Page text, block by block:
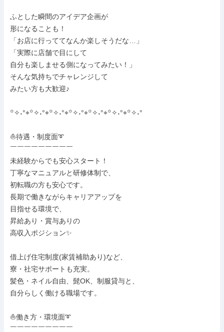
ふとした瞬間のアイデア企画が
形になることも！
「お店に行っててなんか楽しそうだな…」
「実際に店舗で目にして
自分も楽しませる側になってみたい！」
そんな気持ちでチャレンジして
みたい方も大歓迎♪
꙳✧˖°⌖꙳✧˖°⌖꙳✧˖°⌖꙳✧˖°⌖꙳✧˖°⌖꙳✧˖°⌖꙳✧˖°
⛵待遇・制度面➰
￣￣￣￣￣￣￣￣￣
未経験からでも安心スタート！
丁寧なマニュアルと研修体制で、
初転職の方も安心です。
長期で働きながらキャリアアップを
目指せる環境で、
昇給あり・賞与ありの
高収入ポジション✨
借上げ住宅制度(家賃補助あり)など、
寮・社宅サポートも充実。
髪色・ネイル自由、髭OK、制服貸与と、
自分らしく働ける職場です。
⛵働き方・環境面➰
￣￣￣￣￣￣￣￣￣